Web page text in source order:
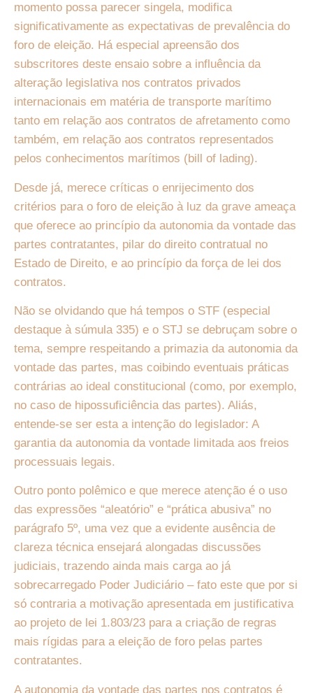
momento possa parecer singela, modifica
significativamente as expectativas de prevalência do
foro de eleição. Há especial apreensão dos
subscritores deste ensaio sobre a influência da
alteração legislativa nos contratos privados
internacionais em matéria de transporte marítimo
tanto em relação aos contratos de afretamento como
também, em relação aos contratos representados
pelos conhecimentos marítimos (bill of lading).
Desde já, merece críticas o enrijecimento dos
critérios para o foro de eleição à luz da grave ameaça
que oferece ao princípio da autonomia da vontade das
partes contratantes, pilar do direito contratual no
Estado de Direito, e ao princípio da força de lei dos
contratos.
Não se olvidando que há tempos o STF (especial
destaque à súmula 335) e o STJ se debruçam sobre o
tema, sempre respeitando a primazia da autonomia da
vontade das partes, mas coibindo eventuais práticas
contrárias ao ideal constitucional (como, por exemplo,
no caso de hipossuficiência das partes). Aliás,
entende-se ser esta a intenção do legislador: A
garantia da autonomia da vontade limitada aos freios
processuais legais.
Outro ponto polêmico e que merece atenção é o uso
das expressões “aleatório” e “prática abusiva” no
parágrafo 5º, uma vez que a evidente ausência de
clareza técnica ensejará alongadas discussões
judiciais, trazendo ainda mais carga ao já
sobrecarregado Poder Judiciário – fato este que por si
só contraria a motivação apresentada em justificativa
ao projeto de lei 1.803/23 para a criação de regras
mais rígidas para a eleição de foro pelas partes
contratantes.
A autonomia da vontade das partes nos contratos é